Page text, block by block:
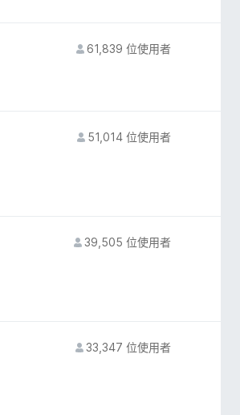
61,839 位使用者
51,014 位使用者
39,505 位使用者
33,347 位使用者